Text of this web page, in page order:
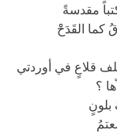
مقدسةً
كما القَدَحْْ
قلاعٍ في أوردتي
؟
بلونٍ